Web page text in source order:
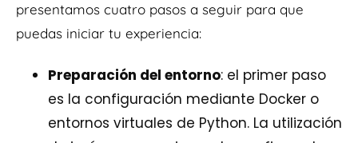
presentamos cuatro pasos a seguir para que
puedas iniciar tu experiencia:
Preparación del entorno: el primer paso
es la configuración mediante Docker o
entornos virtuales de Python. La utilización